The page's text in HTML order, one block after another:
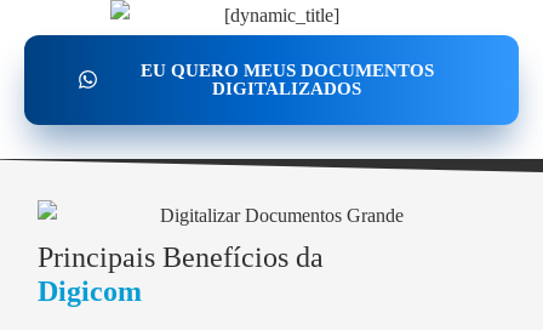
EU QUERO MEUS DOCUMENTOS
DIGITALIZADOS
Principais Benefícios da
Digicom